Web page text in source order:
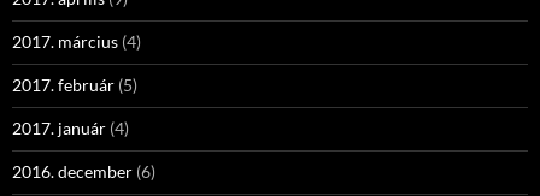
2017. március (4)
2017. február (5)
2017. január (4)
2016. december (6)